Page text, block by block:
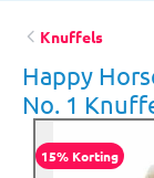
Knuffels
Happy
No. 1
15% Korting